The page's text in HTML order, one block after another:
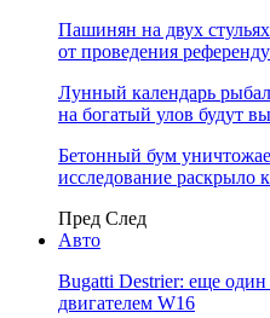
Пашинян на двух
от проведения
Лунный календарь
на богатый улов будут
Бетонный бум
исследование раскрыло
Пред След
Авто
Bugatti Destrier: еще
двигателем W16